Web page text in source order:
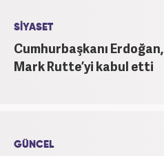
SİYASET
Cumhurbaşkanı Erdoğan,
Mark Rutte’yi kabul etti
GÜNCEL